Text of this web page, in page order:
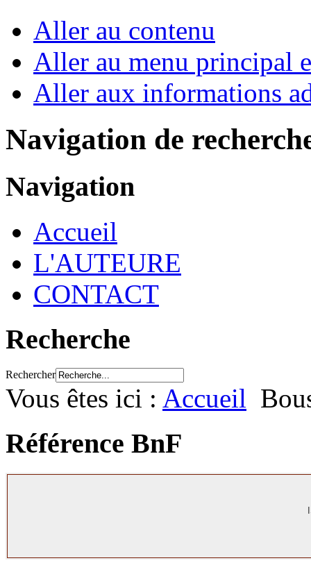
Aller au contenu
Aller au menu principal
Aller aux informations
Navigation de
Navigation
Accueil
L'AUTEURE
CONTACT
Recherche
Rechercher
Vous êtes ici : Accueil
Référence BnF